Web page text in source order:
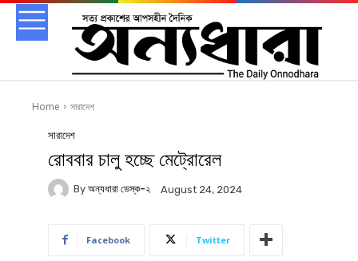
Home সারাদেশ
সারাদেশ
রোববার চালু হচ্ছে মেট্রোরেল
By অন্যধারা ডেস্ক-২ August 24, 2024
Facebook Twitter